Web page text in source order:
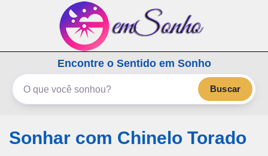
emSonho.com
Os sonhos significam mais
Encontre o Sentido em Sonho
Buscar
Sonhar com Chinelo Torado